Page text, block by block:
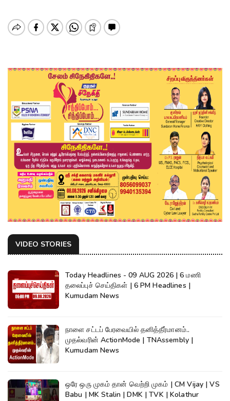
VIDEO STORIES
Today Headlines - 09 AUG 2026 | 6 மணி
தலைப்புச் செய்திகள் | 6 PM Headlines |
Kumudam News
நாளை சட்டப் பேரவையில் தனித்தீர்மானம்..
முதல்வரின் ActionMode | TNAssembly |
Kumudam News
ஒரே ஒரு முகம் தான் வெற்றி முகம் | CM Vijay | VS
Babu | MK Stalin | DMK | TVK | Kolathur